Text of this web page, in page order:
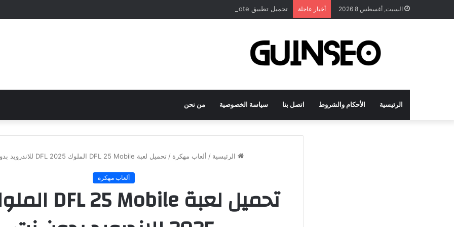
السبت, أغسطس 8 2026 أخبار عاجلة تحميل تطبيق DrawNote مهكر 2026 النسخة المدفوعة للأندرويد مجاناً
الرئيسية الأحكام والشروط اتصل بنا سياسة الخصوصية من نحن
الرئيسية / ألعاب مهكرة / تحميل لعبة DFL 25 Mobile الملوك DFL 2025 للاندرويد بدون نت
ألعاب مهكرة